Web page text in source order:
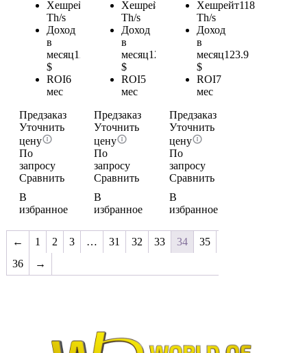
Хешрейт
Th/s
Доход
в
месяц121.8
$
ROI6
мес
Предзаказ
Уточнить
цену
По
запросу
Сравнить
В
избранное
Хешрейт
Th/s
Доход
в
месяц123.9
$
ROI5
мес
Предзаказ
Уточнить
цену
По
запросу
Сравнить
В
избранное
Хешрейт118
Th/s
Доход
в
месяц123.9
$
ROI7
мес
Предзаказ
Уточнить
цену
По
запросу
Сравнить
В
избранное
← 1 2 3 … 31 32 33 34
35
36
→